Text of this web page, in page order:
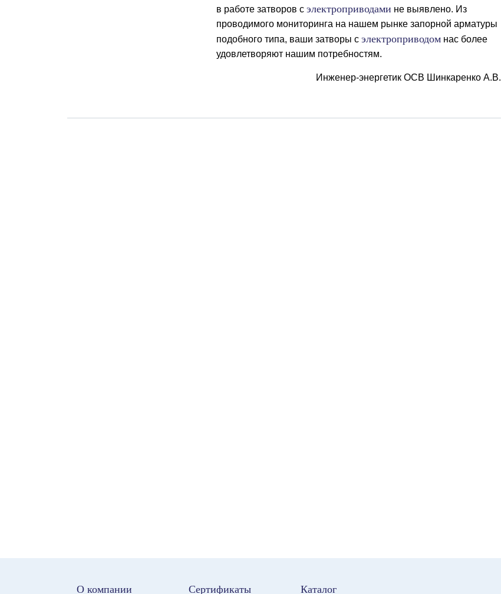
в работе затворов сэлектроприводами не выявлено. Из
проводимого мониторинга на нашем рынке запорной арматуры
подобного типа, ваши затворы сэлектроприводом нас более
удовлетворяют нашим потребностям.
Инженер-энергетик ОСВ Шинкаренко А.В.
О компании Сертификаты Каталог